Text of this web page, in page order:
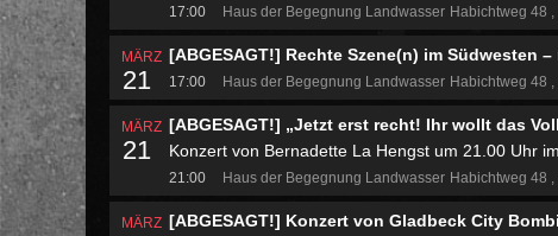
17:00 Haus der Begegnung Landwasser Habichtweg 48
MÄRZ
21
[ABGESAGT!] Rechte Szene(n) im Südwesten
17:00 Haus der Begegnung Landwasser Habichtweg 48
MÄRZ
21
[ABGESAGT!] „Jetzt erst recht! Ihr wollt das
Konzert von Bernadette La Hengst um 21.00 Uhr
21:00 Haus der Begegnung Landwasser Habichtweg 48
MÄRZ [ABGESAGT!] Konzert von Gladbeck City